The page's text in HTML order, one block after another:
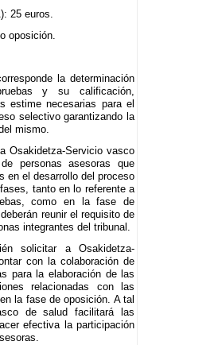
25 euros.
oposición.
la determinación
y su calificación,
estime necesarias para el
selectivo garantizando la
mismo.
Osakidetza-Servicio vasco
personas asesoras que
en el desarrollo del proceso
tanto en lo referente a
como en la fase de
reunir el requisito de
integrantes del tribunal.
solicitar a Osakidetza-
con la colaboración de
para la elaboración de las
relacionadas con las
la fase de oposición. A tal
de salud facilitará las
efectiva la participación